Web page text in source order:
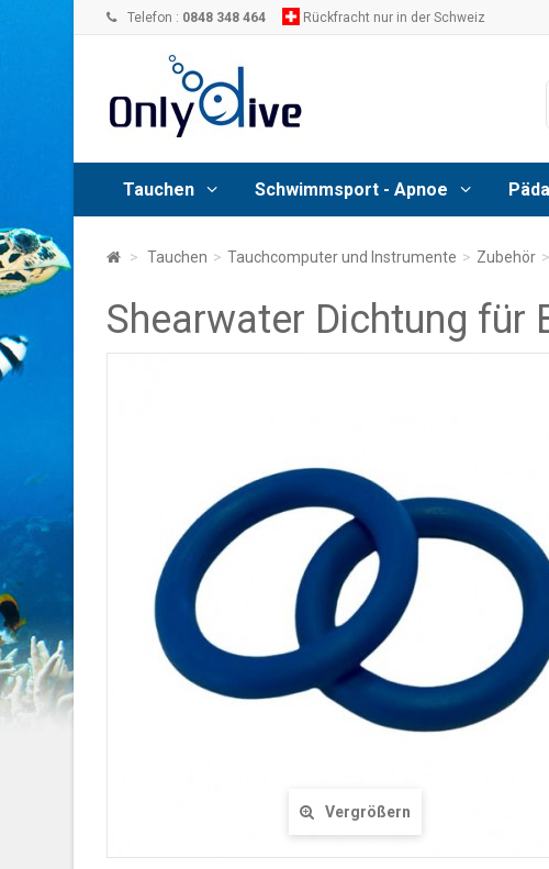
Telefon : 0848 348 464 Rückfracht nur in der Schweiz
Tauchen Schwimmsport - Apnoe
> Tauchen > Tauchcomputer und Instrumente > Zubehör >
Shearwater Dichtung für
Vergrößern